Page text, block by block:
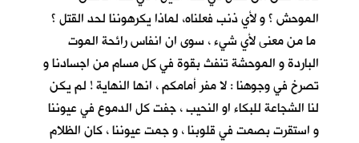
الموحش ؟ و لأي ذنب فعلناه، لماذا يكرهوننا لحد القتل ؟
ما من معنى لأي شيء ، سوى ان انفاس رائحة الموت
الباردة و الموحشة تنفث بقوة في كل مسام من اجسادنا و
تصرخ في وجوهنا : لا مفر أمامكم ، انها النهاية ! لم يكن
لنا الشجاعة للبكاء او النحيب ، جفت كل الدموع في عيوننا
و استقرت بصمت في قلوبنا ، و جمت عيوننا ، كان الظلام